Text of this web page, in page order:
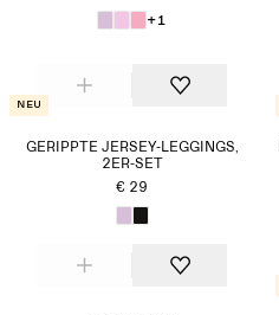
+1
Neu
GERIPPTE JERSEY-LEGGINGS,
2ER-SET
€ 29